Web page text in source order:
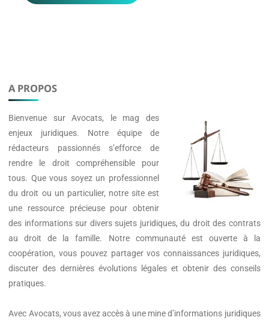
A PROPOS
Bienvenue surAvocats, le mag des
enjeux juridiques. Notre équipe de
rédacteurs passionnés s’efforce de
rendre le droit compréhensible pour
tous. Que vous soyez un professionnel
du droit ou un particulier, notre site est
une ressource précieuse pour obtenir
des informations sur divers sujets juridiques, du droit des contrats
au droit de la famille. Notre communauté est ouverte à la
coopération, vous pouvez partager vos connaissances juridiques,
discuter des dernières évolutions légales et obtenir des conseils
pratiques.
Avec Avocats, vous avez accès à une mine d’informations juridiques